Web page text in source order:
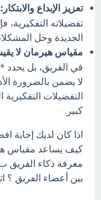
تعزيز الإبداع والابتكار:
تفضيلاته التفكيرية،
الجديدة وحل
مقياس هيرمان لا
في الفريق، بل
لا يضمن بالضرورة
التفضيلات
كبير.
اذا كان لديك إجابة
كيف يساعد مقياس
معرفة ذكاء الفريق
بين أعضاء الفريق ؟